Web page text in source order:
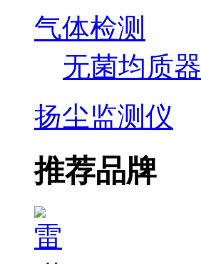
气体检测
无菌均质器
扬尘监测仪
推荐品牌